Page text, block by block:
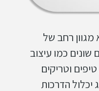
מגוון רחב של
כמו עיצוב
וטריקים
יכלול הדרכות